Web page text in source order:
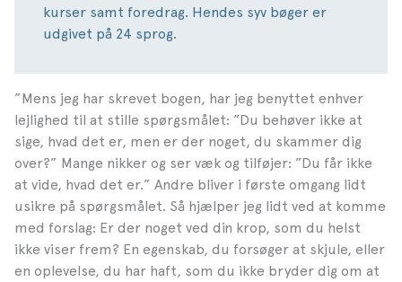
kurser samt foredrag. Hendes syv bøger er
udgivet på 24 sprog.
”Mens jeg har skrevet bogen, har jeg benyttet enhver
lejlighed til at stille spørgsmålet: ”Du behøver ikke at
sige, hvad det er, men er der noget, du skammer dig
over?” Mange nikker og ser væk og tilføjer: ”Du får ikke
at vide, hvad det er.” Andre bliver i første omgang lidt
usikre på spørgsmålet. Så hjælper jeg lidt ved at komme
med forslag: Er der noget ved din krop, som du helst
ikke viser frem? En egenskab, du forsøger at skjule, eller
en oplevelse, du har haft, som du ikke bryder dig om at